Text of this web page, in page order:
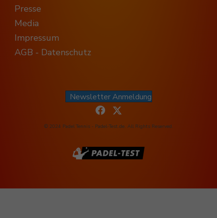
Presse
Media
Impressum
AGB - Datenschutz
Newsletter Anmeldung
© 2024 Padel Tennis - Padel-Test.de. All Rights Reserved.